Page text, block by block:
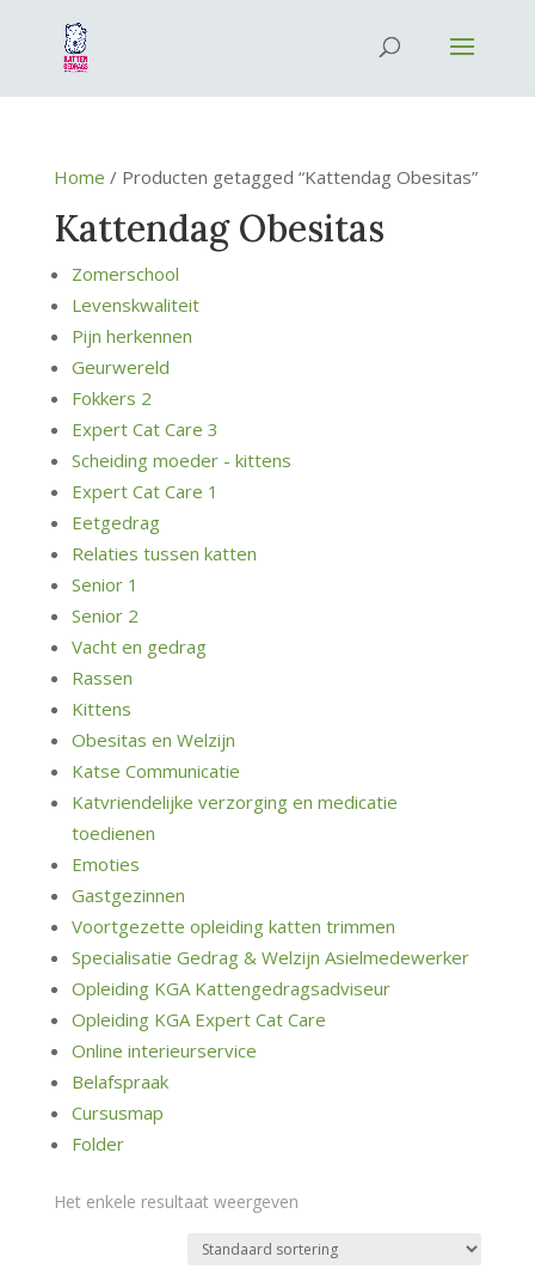
Home / Producten getagged “Kattendag Obesitas”
Kattendag Obesitas
Zomerschool
Levenskwaliteit
Pijn herkennen
Geurwereld
Fokkers 2
Expert Cat Care 3
Scheiding moeder - kittens
Expert Cat Care 1
Eetgedrag
Relaties tussen katten
Senior 1
Senior 2
Vacht en gedrag
Rassen
Kittens
Obesitas en Welzijn
Katse Communicatie
Katvriendelijke verzorging en medicatie
toedienen
Emoties
Gastgezinnen
Voortgezette opleiding katten trimmen
Specialisatie Gedrag & Welzijn Asielmedewerker
Opleiding KGA Kattengedragsadviseur
Opleiding KGA Expert Cat Care
Online interieurservice
Belafspraak
Cursusmap
Folder
Het enkele resultaat weergeven